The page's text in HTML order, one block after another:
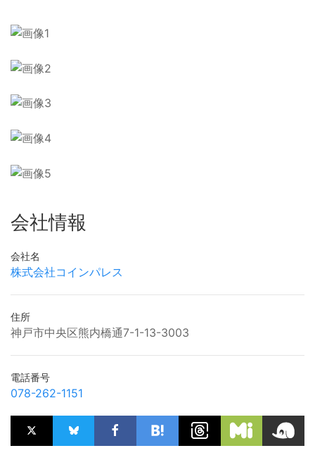
会社情報
会社名
株式会社コインパレス
住所
神戸市中央区熊内橋通7-1-13-3003
電話番号
078-262-1151